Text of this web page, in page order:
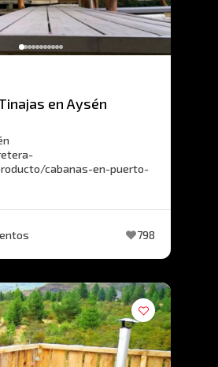
en Aysén
cabanas-en-puerto-
798